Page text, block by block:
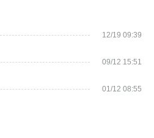
12/19 09:39
09/12 15:51
01/12 08:55